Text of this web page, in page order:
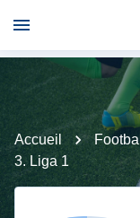
Accueil Football
3. Liga 1